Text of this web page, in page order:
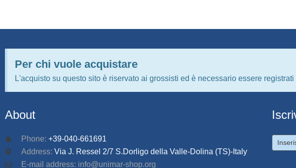
Per chi vuole acquistare
L'acquisto su questo sito è riservato ai grossisti ed è necessario essere
About
Phone: +39-040-661691
Address: Via J. Ressel 2/7 S.Dorligo della Valle-Dolina (TS)-Italy
E-mail address: info@unimar-shop.org